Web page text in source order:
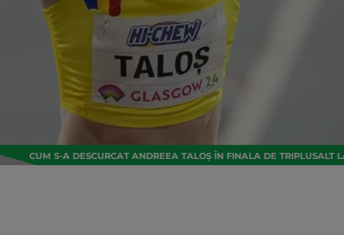
CUM S-A DESCURCAT ANDREEA TALOŞ ÎN FINALA DE